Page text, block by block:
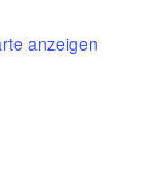
anzeigen